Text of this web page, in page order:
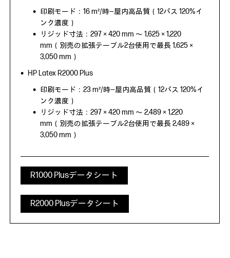
印刷モード：16 m²/時―屋内高品質（12パス 120%イ
ンク濃度）
リジッド寸法：297 × 420 mm ～ 1,625 × 1,220
mm（別売の拡張テーブル2台使用で最長 1,625 ×
3,050 mm）
HP Latex R2000 Plus
印刷モード：23 m²/時―屋内高品質（12パス 120%イ
ンク濃度）
リジッド寸法：297 × 420 mm ～ 2,489 × 1,220
mm（別売の拡張テーブル2台使用で最長 2,489 ×
3,050 mm）
R1000 Plusデータシート
R2000 Plusデータシート